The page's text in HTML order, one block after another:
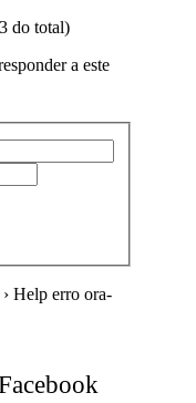
do total)
a este
› Help erro ora-